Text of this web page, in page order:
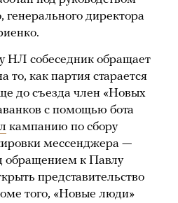
директора
НЛ собеседник обращает
как партия старается
до съезда член «Новых
с помощью бота
кампанию по сбору
мессенджера —
обращением к Павлу
представительство
того, «Новые люди»